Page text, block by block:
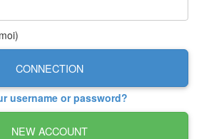
CONNECTION
username or password?
NEW ACCOUNT